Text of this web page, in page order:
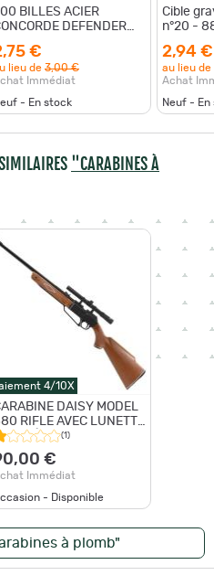
BILLES ACIER
DEFENDER
€
lieu de 3,00 €
Immédiat
- En stock
Cible
n°20 -
2,94 €
au lieu de
Achat
Neuf - En
"CARABINES À
4/10X
DAISY MODEL
RIFLE AVEC LUNETTE
VISÉE RTI 3-7 X 20 MM
(1)
€
Immédiat
- Disponible
à plomb"